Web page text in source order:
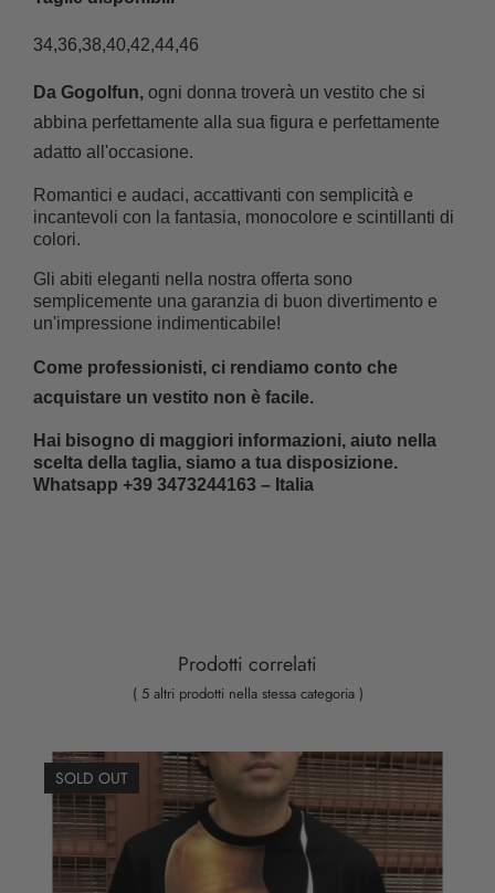
34,36,38,40,42,44,46
Da Gogolfun, ogni donna troverà un vestito che si
abbina perfettamente alla sua figura e perfettamente
adatto all'occasione.
Romantici e audaci, accattivanti con semplicità e
incantevoli con la fantasia, monocolore e scintillanti di
colori.
Gli abiti eleganti nella nostra offerta sono
semplicemente una garanzia di buon divertimento e
un'impressione indimenticabile!
Come professionisti, ci rendiamo conto che
acquistare un vestito non è facile.
Hai bisogno di maggiori informazioni, aiuto nella
scelta della taglia, siamo a tua disposizione.
Whatsapp +39 3473244163 – Italia
Prodotti correlati
( 5 altri prodotti nella stessa categoria )
SOLD OUT